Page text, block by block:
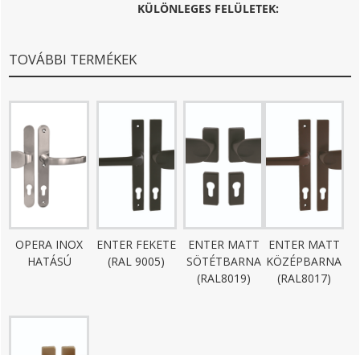
KÜLÖNLEGES FELÜLETEK:
TOVÁBBI TERMÉKEK
OPERA INOX
HATÁSÚ
ENTER FEKETE
(RAL 9005)
ENTER MATT
SÖTÉTBARNA
(RAL8019)
ENTER MATT
KÖZÉPBARNA
(RAL8017)